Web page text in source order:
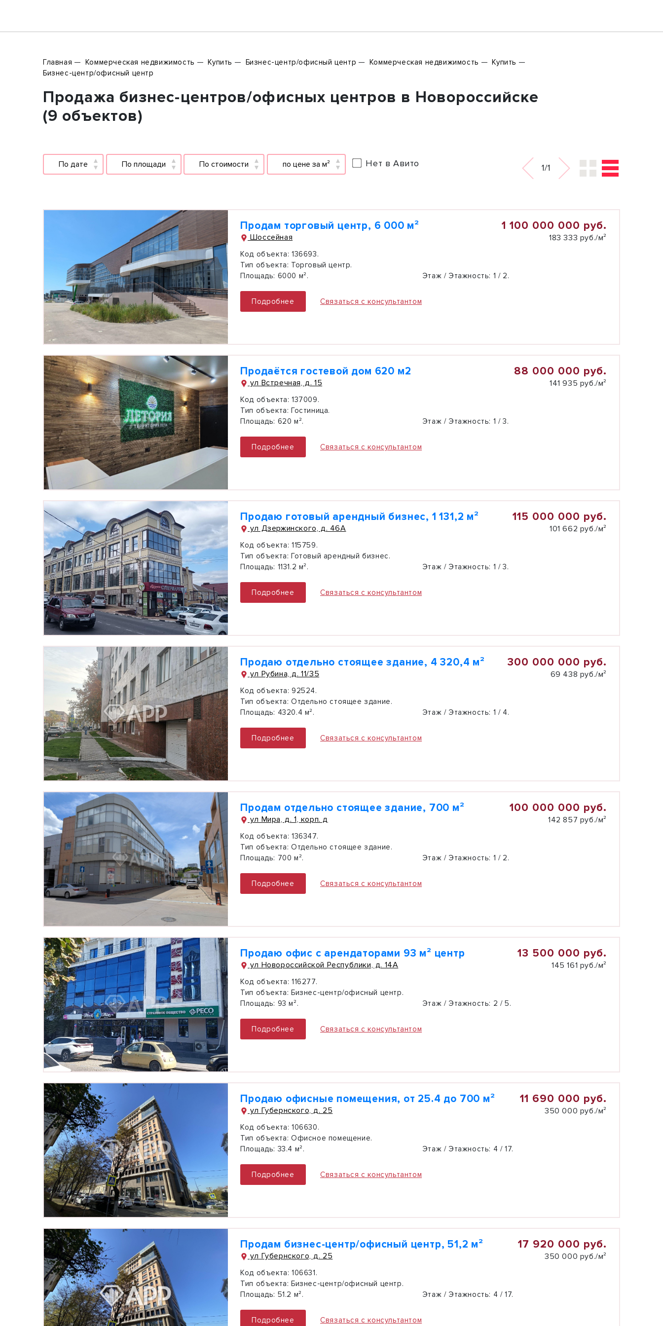
Главная Коммерческая недвижимость Купить Бизнес-центр/офисный центр Коммерческая недвижимость
Купить
Бизнес-центр/офисный центр
Продажа бизнес-центров/офисных центров в Новороссийске
(9 объектов)
По дате По площади По стоимости по цене за м² Нет в Авито 1/1
Продам торговый центр, 6 000 м²
Шоссейная
1 100 000 000 руб.
183 333 руб./м²
Код объекта: 136693.
Тип объекта: Торговый центр.
Площадь: 6000 м². Этаж / Этажность: 1 / 2.
Подробнее Связаться с консультантом
Продаётся гостевой дом 620 м2
ул Встречная, д. 15
88 000 000 руб.
141 935 руб./м²
Код объекта: 137009.
Тип объекта: Гостиница.
Площадь: 620 м². Этаж / Этажность: 1 / 3.
Подробнее Связаться с консультантом
Продаю готовый арендный бизнес, 1 131,2 м²
ул Дзержинского, д. 46А
115 000 000 руб.
101 662 руб./м²
Код объекта: 115759.
Тип объекта: Готовый арендный бизнес.
Площадь: 1131.2 м². Этаж / Этажность: 1 / 3.
Подробнее Связаться с консультантом
Продаю отдельно стоящее здание, 4 320,4 м²
ул Рубина, д. 11/35
300 000 000 руб.
69 438 руб./м²
Код объекта: 92524.
Тип объекта: Отдельно стоящее здание.
Площадь: 4320.4 м². Этаж / Этажность: 1 / 4.
Подробнее Связаться с консультантом
Продам отдельно стоящее здание, 700 м²
ул Мира, д. 1, корп. д
100 000 000 руб.
142 857 руб./м²
Код объекта: 136347.
Тип объекта: Отдельно стоящее здание.
Площадь: 700 м². Этаж / Этажность: 1 / 2.
Подробнее Связаться с консультантом
Продаю офис с арендаторами 93 м² центр
ул Новороссийской Республики, д. 14А
13 500 000 руб.
145 161 руб./м²
Код объекта: 116277.
Тип объекта: Бизнес-центр/офисный центр.
Площадь: 93 м². Этаж / Этажность: 2 / 5.
Подробнее Связаться с консультантом
Продаю офисные помещения, от 25.4 до 700 м²
ул Губернского, д. 25
11 690 000 руб.
350 000 руб./м²
Код объекта: 106630.
Тип объекта: Офисное помещение.
Площадь: 33.4 м². Этаж / Этажность: 4 / 17.
Подробнее Связаться с консультантом
Продам бизнес-центр/офисный центр, 51,2 м²
ул Губернского, д. 25
17 920 000 руб.
350 000 руб./м²
Код объекта: 106631.
Тип объекта: Бизнес-центр/офисный центр.
Площадь: 51.2 м². Этаж / Этажность: 4 / 17.
Подробнее Связаться с консультантом